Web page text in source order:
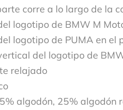
corre a lo largo de la
logotipo de BMW M
logotipo de PUMA en el
del logotipo de
relajado
algodón, 25% algodón